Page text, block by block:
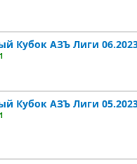
Кубок АЗЪ Лиги
Кубок АЗЪ Лиги